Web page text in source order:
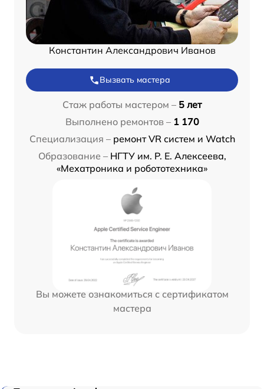
Константин Александрович Иванов
Вызвать мастера
Стаж работы мастером – 5 лет
Выполнено ремонтов – 1 170
Специализация – ремонт VR систем и Watch
Образование – НГТУ им. Р. Е. Алексеева,
«Мехатроника и робототехника»
Вы можете ознакомиться с сертификатом
мастера